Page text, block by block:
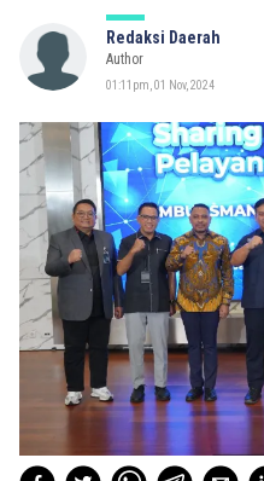
Redaksi Daerah
Author
01:11pm, 01 Nov, 2024